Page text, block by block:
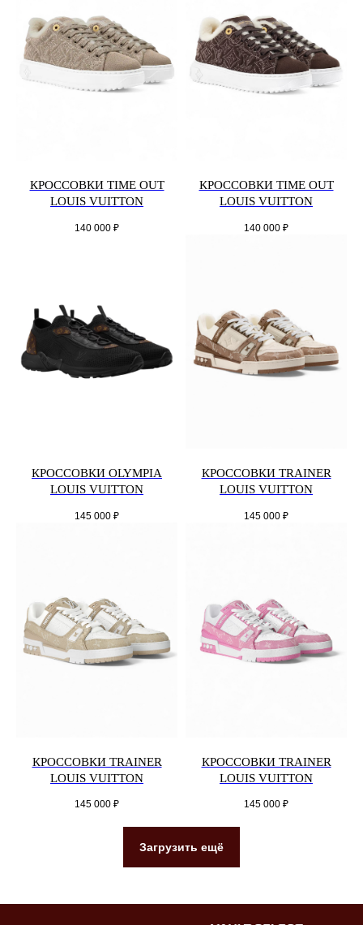
КРОССОВКИ TIME OUT
LOUIS VUITTON
140 000 ₽
КРОССОВКИ TIME OUT
LOUIS VUITTON
140 000 ₽
КРОССОВКИ OLYMPIA
LOUIS VUITTON
145 000 ₽
КРОССОВКИ TRAINER
LOUIS VUITTON
145 000 ₽
КРОССОВКИ TRAINER
LOUIS VUITTON
145 000 ₽
КРОССОВКИ TRAINER
LOUIS VUITTON
145 000 ₽
Загрузить ещё